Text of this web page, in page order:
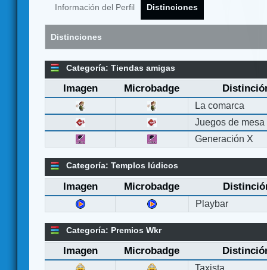
Información del Perfil Distinciones
Distinciones
Categoría: Tiendas amigas
Imagen Microbadge
La comarca
Juegos de mesa
Generación X
Categoría: Templos lúdicos
Imagen Microbadge
Playbar
Categoría: Premios Wkr
Imagen Microbadge